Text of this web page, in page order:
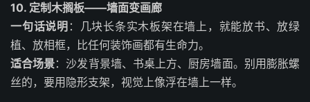
10. 定制木搁板——墙面变画廊
一句话说明 ：几块长条实木板架在墙上，就能放书、放绿
植、放相框，比任何装饰画都有生命力。
适合场景：沙发背景墙、书桌上方、厨房墙面。别用膨胀螺
丝的，要用隐形支架，视觉上像浮在墙上一样。